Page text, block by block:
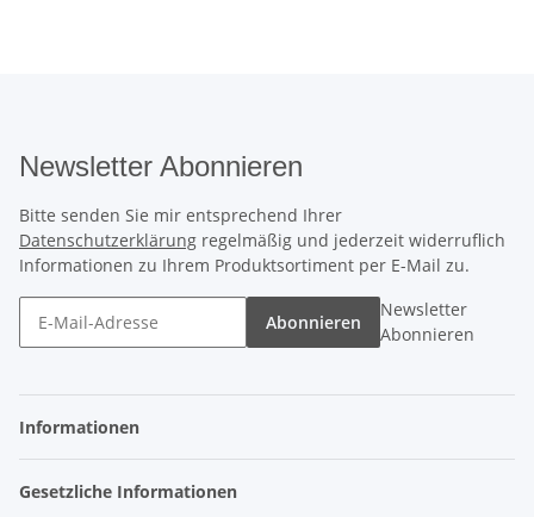
Newsletter Abonnieren
Bitte senden Sie mir entsprechend Ihrer
Datenschutzerklärung regelmäßig und jederzeit widerruflich
Informationen zu Ihrem Produktsortiment per E-Mail zu.
Abonnieren
Newsletter
Abonnieren
Informationen
Gesetzliche Informationen